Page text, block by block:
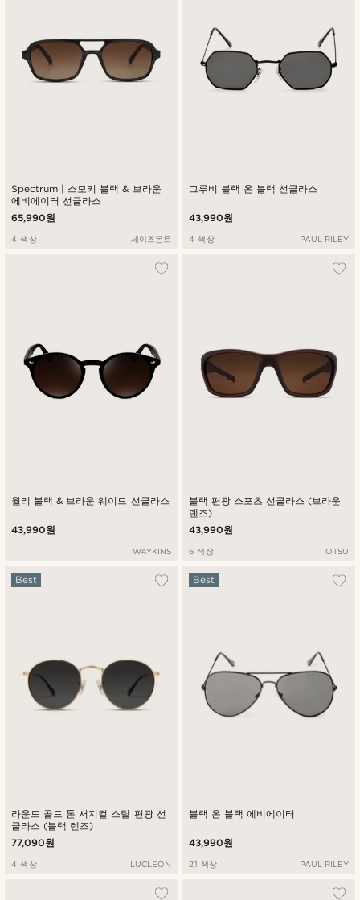
Spectrum | 스모키 블랙 & 브라운
에비에이터 선글라스
65,990원
4 색상 세이즈몬트
그루비 블랙 온 블랙 선글라스
43,990원
4 색상 PAUL RILEY
월리 블랙 & 브라운 웨이드 선글라스
43,990원
WAYKINS
블랙 편광 스포츠 선글라스 (브라운
렌즈)
43,990원
6 색상 OTSU
라운드 골드 톤 서지컬 스틸 편광 선
글라스 (블랙 렌즈)
Best
77,090원
4 색상 LUCLEON
블랙 온 블랙 에비에이터
Best
43,990원
21 색상 PAUL RILEY